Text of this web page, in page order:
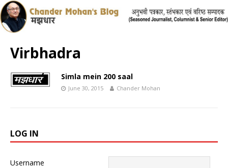
Virbhadra
Simla mein 200 saal
June 30, 2015 Chander Mohan
LOG IN
Username